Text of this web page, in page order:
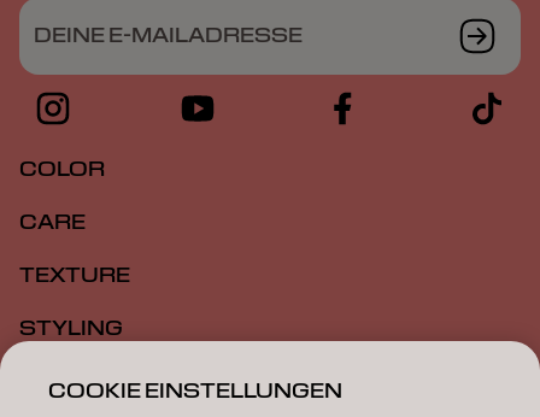
DEINE E-MAILADRESSE
COLOR
CARE
TEXTURE
STYLING
INSPIRATION
COOKIE EINSTELLUNGEN